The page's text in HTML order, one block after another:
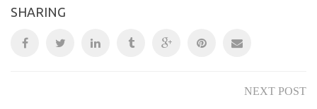
SHARING
NEXT POST